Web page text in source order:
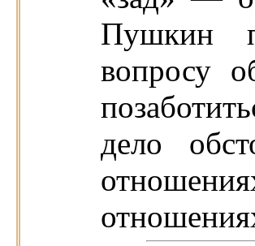
Пушкин
вопросу
дело